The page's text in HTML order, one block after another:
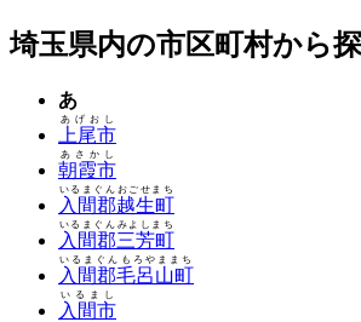
埼玉県内の市区町村から
あ
上尾市
あげおし
朝霞市
あさかし
入間郡越生町
いるまぐんおごせまち
入間郡三芳町
いるまぐんみよしまち
入間郡毛呂山町
いるまぐんもろやままち
入間市
いるまし